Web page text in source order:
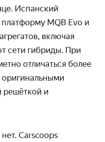
Испанский
платформу MQB Evo и
включая
сети гибриды. При
отличаться более
решёткой и
Carscoops